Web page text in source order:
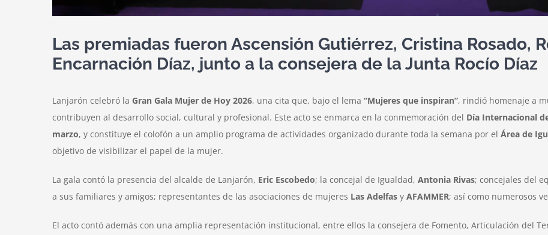
Las premiadas fueron Ascensión Gutiérrez, Cristina Rosado,
Encarnación Díaz, junto a la consejera de la Junta Rocío Díaz
Lanjarón celebró la Gran Gala Mujer de Hoy 2026, una cita que, bajo el lema “Mujeres que inspiran”, rindió homenaje a
contribuyen al desarrollo social, cultural y profesional. Este acto se enmarca en la conmemoración del Día Internacional
marzo, y constituye el colofón a un amplio programa de actividades organizado durante toda la semana por el Área de
objetivo de visibilizar el papel de la mujer.
La gala contó la presencia del alcalde de Lanjarón, Eric Escobedo; la concejal de Igualdad, Antonia Rivas; concejales del
a sus familiares y amigos; representantes de las asociaciones de mujeres Las Adelfas y AFAMMER; así como numerosos
El acto contó además con una amplia representación institucional, entre ellos la consejera de Fomento, Articulación del